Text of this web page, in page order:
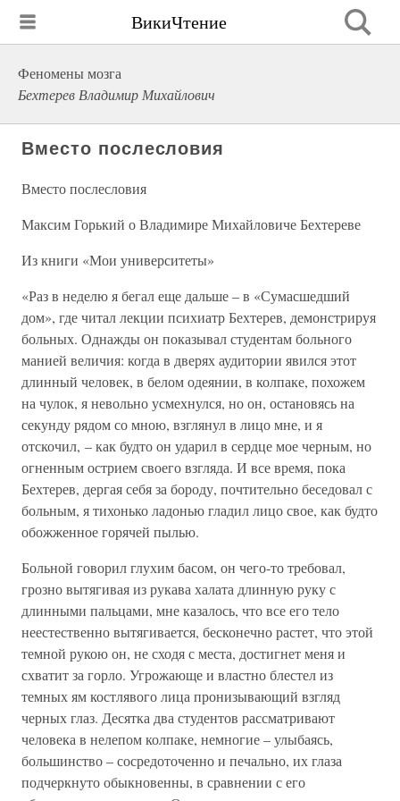
ВикиЧтение
Феномены мозга
Бехтерев Владимир Михайлович
Вместо послесловия
Вместо послесловия
Максим Горький о Владимире Михайловиче Бехтереве
Из книги «Мои университеты»
«Раз в неделю я бегал еще дальше – в «Сумасшедший
дом», где читал лекции психиатр Бехтерев, демонстрируя
больных. Однажды он показывал студентам больного
манией величия: когда в дверях аудитории явился этот
длинный человек, в белом одеянии, в колпаке, похожем
на чулок, я невольно усмехнулся, но он, остановясь на
секунду рядом со мною, взглянул в лицо мне, и я
отскочил, – как будто он ударил в сердце мое черным, но
огненным острием своего взгляда. И все время, пока
Бехтерев, дергая себя за бороду, почтительно беседовал с
больным, я тихонько ладонью гладил лицо свое, как будто
обожженное горячей пылью.
Больной говорил глухим басом, он чего-то требовал,
грозно вытягивая из рукава халата длинную руку с
длинными пальцами, мне казалось, что все его тело
неестественно вытягивается, бесконечно растет, что этой
темной рукою он, не сходя с места, достигнет меня и
схватит за горло. Угрожающе и властно блестел из
темных ям костлявого лица пронизывающий взгляд
черных глаз. Десятка два студентов рассматривают
человека в нелепом колпаке, немногие – улыбаясь,
большинство – сосредоточенно и печально, их глаза
подчеркнуто обыкновенны, в сравнении с его